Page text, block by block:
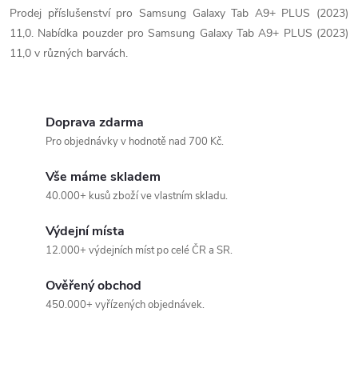
v
l
Prodej příslušenství pro Samsung Galaxy Tab A9+ PLUS (2023)
11,0. Nabídka pouzder pro Samsung Galaxy Tab A9+ PLUS (2023)
11,0 v různých barvách.
Doprava zdarma
Pro objednávky v hodnotě nad 700 Kč.
Vše máme skladem
40.000+ kusů zboží ve vlastním skladu.
Výdejní místa
12.000+ výdejních míst po celé ČR a SR.
Ověřený obchod
450.000+ vyřízených objednávek.